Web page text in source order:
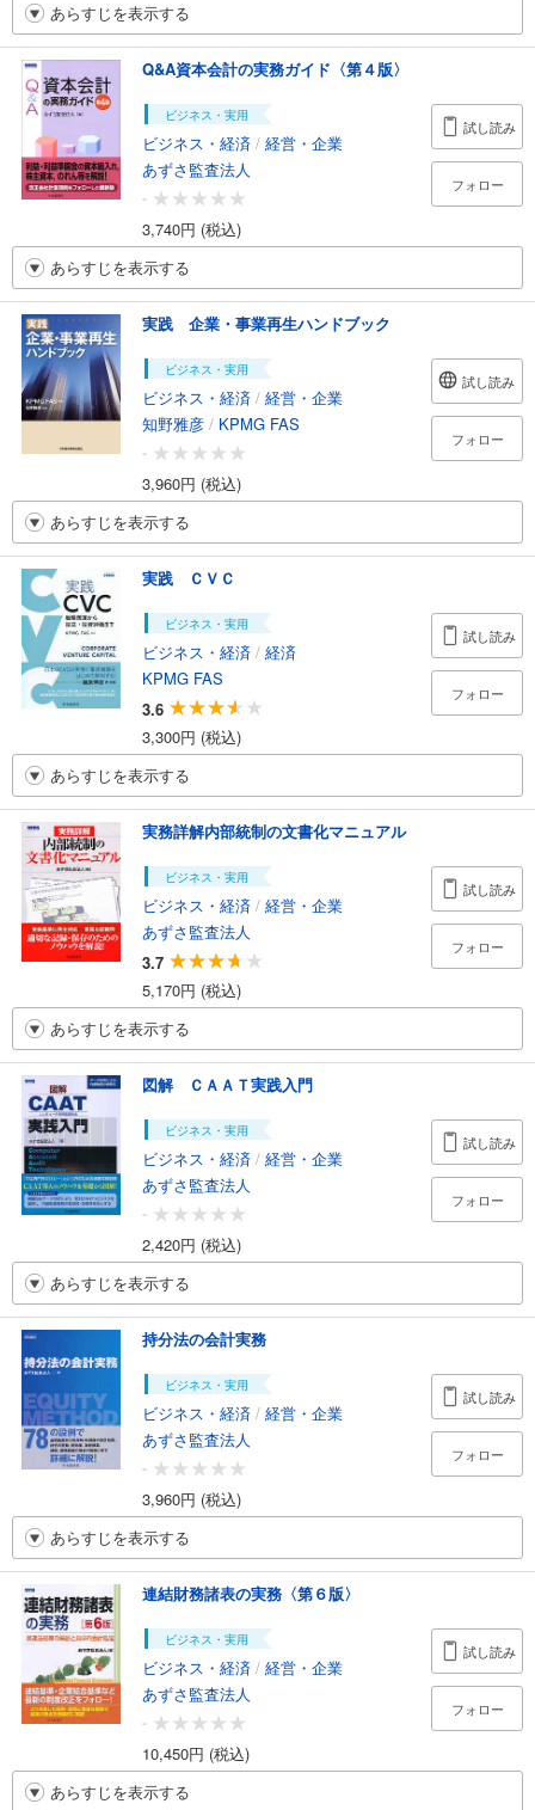
あらすじを表示する
Q&A資本会計の実務ガイド〈第４版〉
ビジネス・実用
ビジネス・経済 / 経営・企業
あずさ監査法人
-
3,740円 (税込)
試し読み
フォロー
あらすじを表示する
実践 企業・事業再生ハンドブック
ビジネス・実用
ビジネス・経済 / 経営・企業
知野雅彦 / KPMG FAS
-
3,960円 (税込)
試し読み
フォロー
あらすじを表示する
実践 ＣＶＣ
ビジネス・実用
ビジネス・経済 / 経済
KPMG FAS
3.6
3,300円 (税込)
試し読み
フォロー
あらすじを表示する
実務詳解内部統制の文書化マニュアル
ビジネス・実用
ビジネス・経済 / 経営・企業
あずさ監査法人
3.7
5,170円 (税込)
試し読み
フォロー
あらすじを表示する
図解 ＣＡＡＴ実践入門
ビジネス・実用
ビジネス・経済 / 経営・企業
あずさ監査法人
-
2,420円 (税込)
試し読み
フォロー
あらすじを表示する
持分法の会計実務
ビジネス・実用
ビジネス・経済 / 経営・企業
あずさ監査法人
-
3,960円 (税込)
試し読み
フォロー
あらすじを表示する
連結財務諸表の実務〈第６版〉
ビジネス・実用
ビジネス・経済 / 経営・企業
あずさ監査法人
-
10,450円 (税込)
試し読み
フォロー
あらすじを表示する